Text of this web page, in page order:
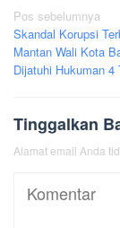
Navigasi
pos
Pos sebelumnya
Skandal Korupsi
Mantan Wali Kota
Dijatuhi Hukuman 4
Tinggalkan
Alamat email Anda